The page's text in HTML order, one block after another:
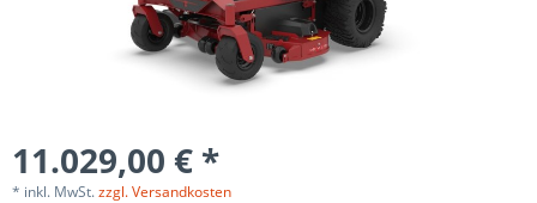
11.029,00 € *
* inkl. MwSt.zzgl. Versandkosten